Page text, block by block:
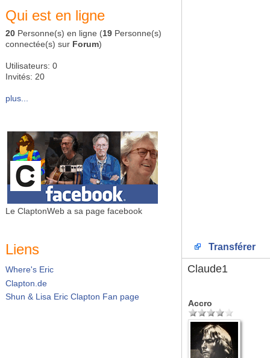
Qui est en ligne
20 Personne(s) en ligne (19 Personne(s)
connectée(s) sur Forum)
Utilisateurs: 0
Invités: 20
plus...
Le ClaptonWeb a sa page facebook
Liens
Where's Eric
Clapton.de
Shun & Lisa Eric Clapton Fan page
Transférer
Claude1
Accro